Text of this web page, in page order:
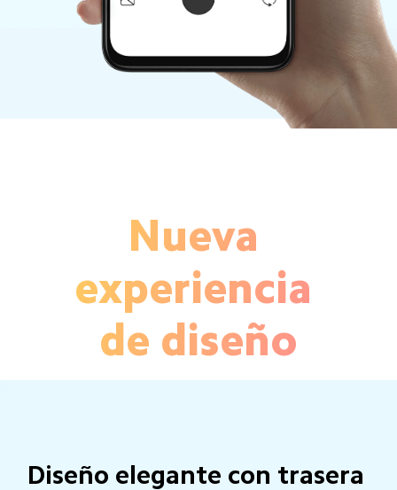
Nueva
experiencia
de diseño
Diseño elegante con trasera